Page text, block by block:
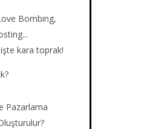
Bombing,
kara toprak!
Pazarlama